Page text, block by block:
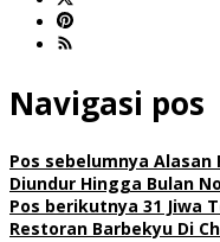
Navigasi pos
Pos sebelumnya Alasan
Diundur Hingga Bulan
Pos berikutnya 31 Jiwa
Restoran Barbekyu Di